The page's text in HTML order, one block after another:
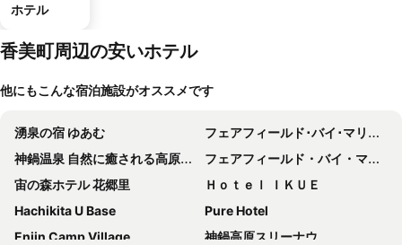
ホテル
香美町周辺の安いホテル
他にもこんな宿泊施設がオススメです
湧泉の宿 ゆあむ
フェアフィールド･バイ･マリオット･兵庫神鍋高原
神鍋温泉 自然に癒される高原ホテル ブルーリッジホテル
フェアフィールド・バイ・マリオット・兵庫但馬やぶ
宙の森ホテル 花郷里
Ｈｏｔｅｌ ＩＫＵＥ
Hachikita U Base
Pure Hotel
Enjin Camp Village
神鍋高原スリーナウ